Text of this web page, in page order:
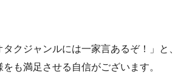
クジャンルには一家言あるぞ！」と、
も満足させる自信がございます。